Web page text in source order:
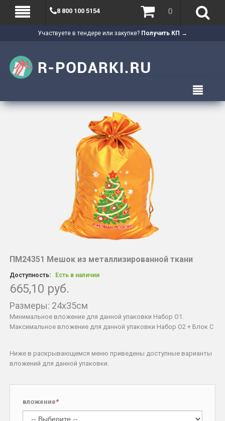
Участвуете в тендере или закупке? Получить КП →
8 800 100 5154 0
ПМ24351 Мешок из металлизированной ткани
Доступность: Есть в наличии
665,10 руб.
Размеры: 24x35см
Минимальное вложение для данной упаковки Набор O1.
Максимальное вложение для данной упаковки Набор О2 + Блок С
Ниже в раскрывающемся меню приведены доступные варианты
вложений для данной упаковки.
*
вложение